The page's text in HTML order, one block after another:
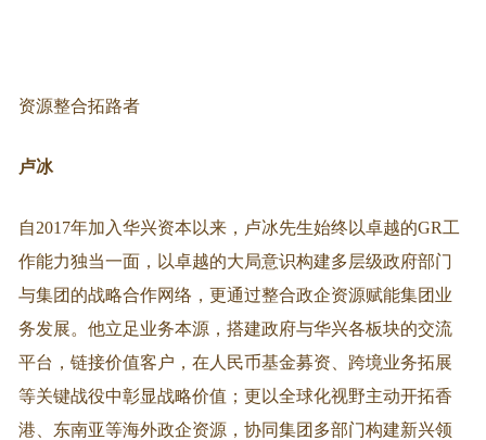
资源整合拓路者
卢冰
自2017年加入华兴资本以来，卢冰先生始终以卓越的GR工
作能力独当一面，以卓越的大局意识构建多层级政府部门
与集团的战略合作网络，更通过整合政企资源赋能集团业
务发展。他立足业务本源，搭建政府与华兴各板块的交流
平台，链接价值客户，在人民币基金募资、跨境业务拓展
等关键战役中彰显战略价值；更以全球化视野主动开拓香
港、东南亚等海外政企资源，协同集团多部门构建新兴领